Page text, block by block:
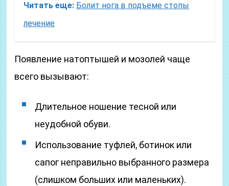
Читать еще: Болит нога в подъеме стопы
лечение
Появление натоптышей и мозолей чаще
всего вызывают:
Длительное ношение тесной или
неудобной обуви.
Использование туфлей, ботинок или
сапог неправильно выбранного размера
(слишком больших или маленьких).